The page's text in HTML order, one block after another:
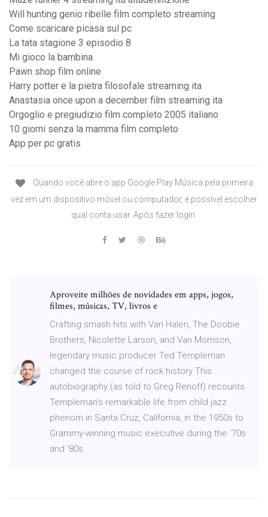
Will hunting genio ribelle film completo streaming
Come scaricare picasa sul pc
La tata stagione 3 episodio 8
Mi gioco la bambina
Pawn shop film online
Harry potter e la pietra filosofale streaming ita
Anastasia once upon a december film streaming ita
Orgoglio e pregiudizio film completo 2005 italiano
10 giorni senza la mamma film completo
App per pc gratis
Quando você abre o app Google Play Música pela primeira
vez em um dispositivo móvel ou computador, é possível escolher
qual conta usar. Após fazer login
Aproveite milhões de novidades em apps, jogos,
filmes, músicas, TV, livros e
Crafting smash hits with Van Halen, The Doobie
Brothers, Nicolette Larson, and Van Morrison,
legendary music producer Ted Templeman
changed the course of rock history This
autobiography (as told to Greg Renoff) recounts
Templeman's remarkable life from child jazz
phenom in Santa Cruz, California, in the 1950s to
Grammy-winning music executive during the '70s
and '80s.